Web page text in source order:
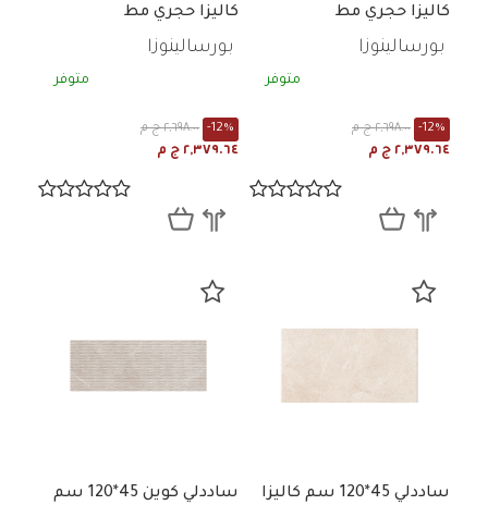
كاليزا حجري مط
متوفر
٢,٦٩٨.٠٠ ج م -12%
٢,٣٧٩.٦٤ ج م
كاليزا حجري مط
متوفر
٢,٦٩٨.٠٠ ج م -12%
٢,٣٧٩.٦٤ ج م
ساددلي 45*120 سم كاليزا
ساددلي كوين 45*120 سم